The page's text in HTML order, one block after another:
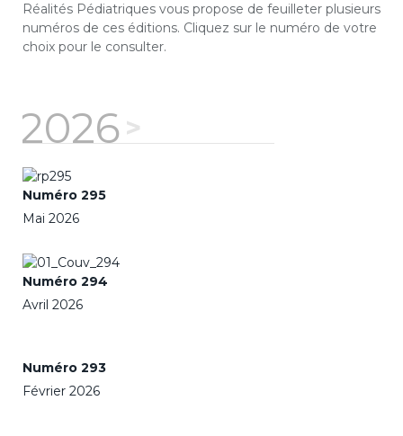
Réalités Pédiatriques vous propose de feuilleter plusieurs
numéros de ces éditions. Cliquez sur le numéro de votre
choix pour le consulter.
2026
Numéro 295
Mai 2026
Numéro 294
Avril 2026
Numéro 293
Février 2026